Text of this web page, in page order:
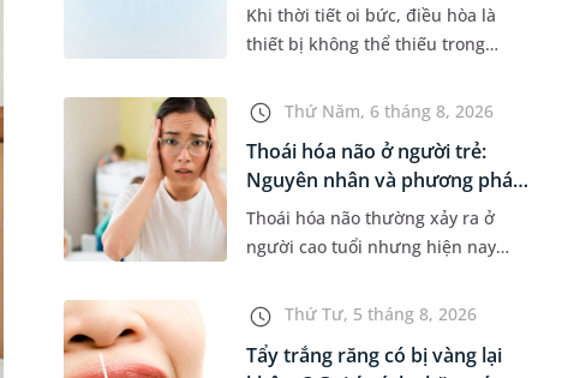
Khi thời tiết oi bức, điều hòa là
thiết bị không thể thiếu trong
người lo ngại rằng việc ngủ trong
phòng điều hòa mỗi đêm có...
Thứ Năm, 6 tháng 8, 2026
Thoái hóa não ở người trẻ:
Nguyên nhân và phương pháp
điề...
Thoái hóa não thường xảy ra ở
người cao tuổi nhưng hiện nay
tố như căng thẳng kéo dài, lối sống
thiếu lành mạnh, bệnh lý th...
Thứ Tư, 5 tháng 8, 2026
Tẩy trắng răng có bị vàng lại